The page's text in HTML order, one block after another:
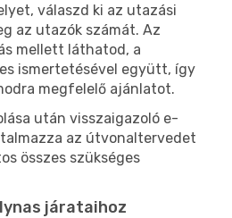
válaszd ki az utazási
az utazók számát. Az
mellett láthatod, a
ismertetésével együtt, így
megfelelő ajánlatot.
után visszaigazoló e-
az útvonaltervedet
összes szükséges
járataihoz